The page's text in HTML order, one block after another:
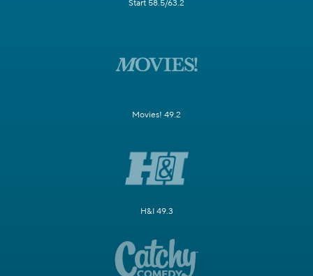
Start 58.5/63.2
Movies! 49.2
H&I 49.3